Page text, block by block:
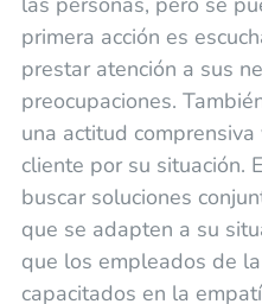
primera acción es
prestar atención a sus
preocupaciones.
una actitud
cliente por su situación.
buscar soluciones
que se adapten a su
que los empleados de
capacitados en la